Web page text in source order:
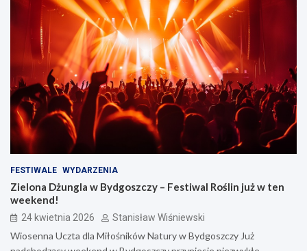
FESTIWALE WYDARZENIA
Zielona Dżungla w Bydgoszczy – Festiwal Roślin już w ten
weekend!
24 kwietnia 2026 Stanisław Wiśniewski
Wiosenna Uczta dla Miłośników Natury w Bydgoszczy Już